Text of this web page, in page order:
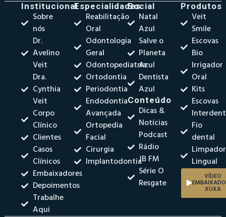
Institucional
Sobre
nós
Dr.
Avelino
Veit
Dra.
Cynthia
Veit
Corpo
Clínico
Clientes
Casos
Clínicos
Embaixadores
Depoimentos
Trabalhe
Aqui
Especialidades
Reabilitação
Oral
Odontologia
Geral
Odontopediatria
Ortodontia
Periodontia
Endodontia
Avançada
Ortopedia
Facial
Cirurgia
Implantodontia
Social
Natal
Azul
Salve o
Planeta
Azul
Dentista
Azul
Conteúdo
Dicas &
Notícias
Podcast
Rádio
JB FM
Série O
Resgate
Produtos
Veit
Smile
Escovas
Bio
Irrigador
Oral
Kits
Escovas
Fio
dental
Limpador
Lingual
VÍDEO
XUXA